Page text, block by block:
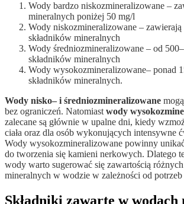
Wody bardzo niskozmineralizowane –
mineralnych poniżej 50 mg/l
Wody niskozmineralizowane –
składników mineralnych
Wody średniozmineralizowane – od
składników mineralnych
Wody wysokozmineralizowane– ponad
składników mineralnych.
Wody nisko– i średniozmineralizowane
bez ograniczeń. Natomiast wody
zalecane są głównie w upalne dni, kiedy
ciała oraz dla osób wykonujących intensywne
Wody wysokozmineralizowane powinny
do tworzenia się kamieni nerkowych. Dlatego
wody warto sugerować się zawartością
mineralnych w wodzie w zależności od potrzeb
Składniki zawarte w